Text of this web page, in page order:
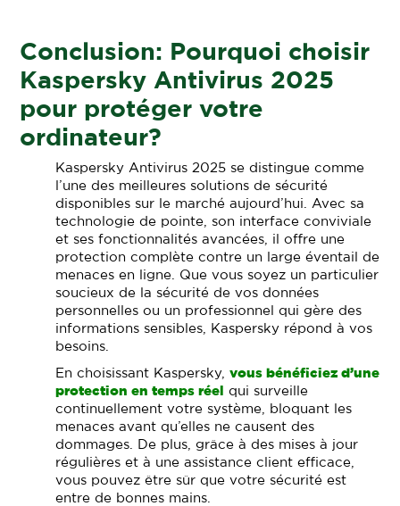
Conclusion: Pourquoi choisir
Kaspersky Antivirus 2025
pour protéger votre
ordinateur?
Kaspersky Antivirus 2025 se distingue comme
l’une des meilleures solutions de sécurité
disponibles sur le marché aujourd’hui. Avec sa
technologie de pointe, son interface conviviale
et ses fonctionnalités avancées, il offre une
protection complète contre un large éventail de
menaces en ligne. Que vous soyez un particulier
soucieux de la sécurité de vos données
personnelles ou un professionnel qui gère des
informations sensibles, Kaspersky répond à vos
besoins.
En choisissant Kaspersky,vous bénéficiez d’une
protection en temps réel
qui surveille
continuellement votre système, bloquant les
menaces avant qu’elles ne causent des
dommages. De plus, grâce à des mises à jour
régulières et à une assistance client efficace,
vous pouvez être sûr que votre sécurité est
entre de bonnes mains.